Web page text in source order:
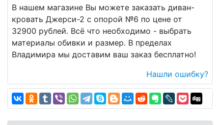
В нашем магазине Вы можете заказать диван-
кровать Джерси-2 с опорой №6 по цене от
32900 рублей. Всё что необходимо - выбрать
материалы обивки и размер. В пределах
Владимира мы доставим ваш заказ бесплатно!
Нашли ошибку?